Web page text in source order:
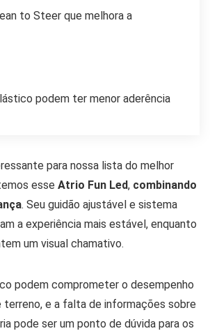
to Steer que melhora a
podem ter menor aderência
para nossa lista do melhor
esse Atrio Fun Led, combinando
. Seu guidão ajustável e sistema
a experiência mais estável, enquanto
um visual chamativo.
podem comprometer o desempenho
terreno, e a falta de informações sobre
pode ser um ponto de dúvida para os